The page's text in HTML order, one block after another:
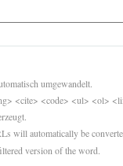
umgewandelt.
<cite> <code> <ul> <ol>
will automatically be
version of the word.